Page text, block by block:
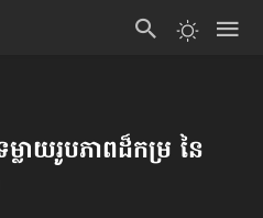
លាយ​រូបភាព​ដ៏កម្រ នៃ